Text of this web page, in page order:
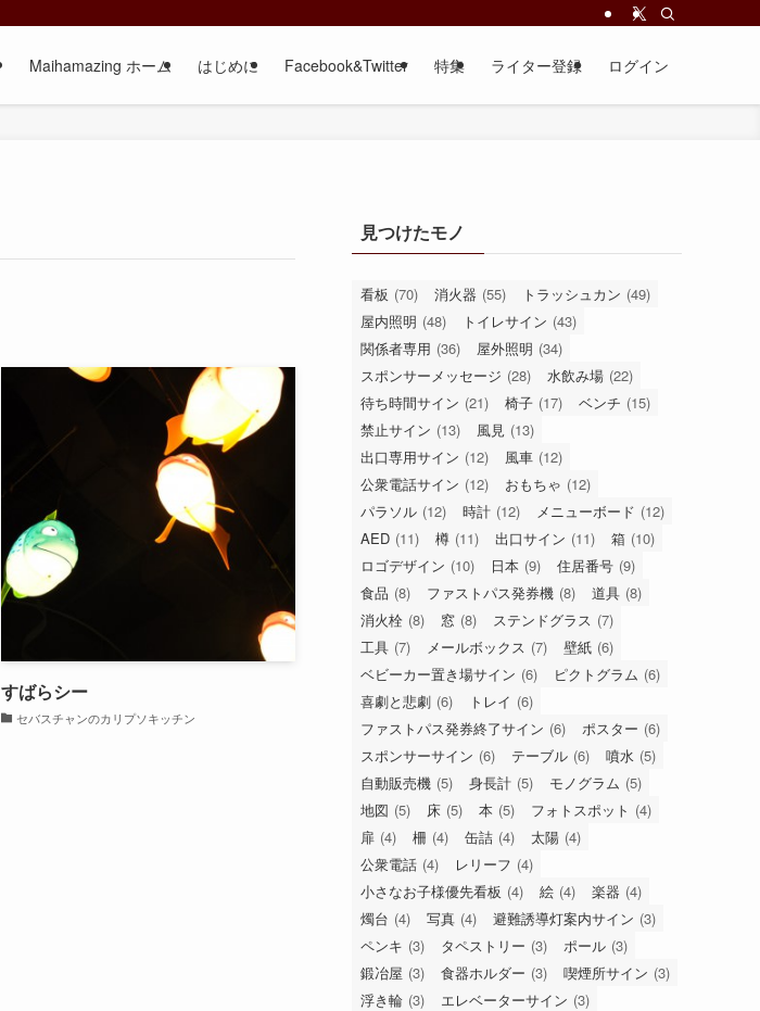
Maihamazing ホーム はじめに Facebook&Twitter 特集 ライター登録 ログイン
すばらシー
セバスチャンのカリプソキッチン
見つけたモノ
看板 (70) 消火器 (55) トラッシュカン (49)
屋内照明 (48) トイレサイン (43)
関係者専用 (36) 屋外照明 (34)
スポンサーメッセージ (28) 水飲み場 (22)
待ち時間サイン (21) 椅子 (17) ベンチ (15)
禁止サイン (13) 風見 (13)
出口専用サイン (12) 風車 (12)
公衆電話サイン (12) おもちゃ (12)
パラソル (12) 時計 (12) メニューボード (12)
AED (11) 樽 (11) 出口サイン (11) 箱 (10)
ロゴデザイン (10) 日本 (9) 住居番号 (9)
食品 (8) ファストパス発券機 (8) 道具 (8)
消火栓 (8) 窓 (8) ステンドグラス (7)
工具 (7) メールボックス (7) 壁紙 (6)
ベビーカー置き場サイン (6) ピクトグラム (6)
喜劇と悲劇 (6) トレイ (6)
ファストパス発券終了サイン (6) ポスター (6)
スポンサーサイン (6) テーブル (6) 噴水 (5)
自動販売機 (5) 身長計 (5) モノグラム (5)
地図 (5) 床 (5) 本 (5) フォトスポット (4)
扉 (4) 柵 (4) 缶詰 (4) 太陽 (4)
公衆電話 (4) レリーフ (4)
小さなお子様優先看板 (4) 絵 (4) 楽器 (4)
燭台 (4) 写真 (4) 避難誘導灯案内サイン (3)
ペンキ (3) タペストリー (3) ポール (3)
鍛冶屋 (3) 食器ホルダー (3) 喫煙所サイン (3)
浮き輪 (3) エレベーターサイン (3)